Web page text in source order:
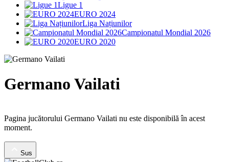
Ligue 1
EURO 2024
Liga Națiunilor
Campionatul Mondial 2026
EURO 2020
Germano Vailati
Pagina jucătorului Germano Vailati nu este disponibilă în acest
moment.
Sus